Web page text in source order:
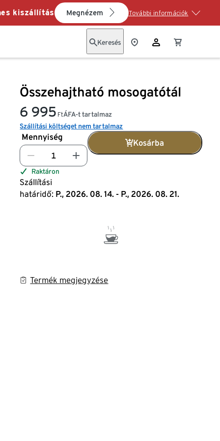
kiszállítás Megnézem További információk
Keresés
Összehajtható mosogatótál
6 995 FtÁFA-t tartalmaz
Szállítási költséget nem tartalmaz
Mennyiség
Kosárba
Raktáron
Szállítási
határidő: P., 2026. 08. 14. - P., 2026. 08. 21.
Termék megjegyzése